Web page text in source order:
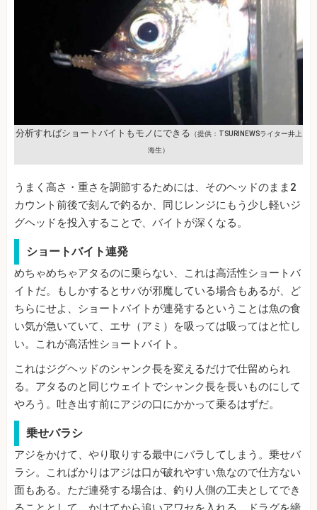
分析すればショートバイトもモノにできる （提供：TSURINEWSライター井上
海生）
うまく高さ・重さを調節するためには、そのヘッドのまま2
カウント前後で刻んで釣るか、同じレンジにもう少し軽いジ
グヘッドを投入することで、バイトが深くなる。
ショートバイト連発
めちゃめちゃアタるのに乗らない、これは高活性ショートバ
イトだ。もしかするとサバが邪魔している場合もあるが、ど
ちらにせよ、ショートバイトが連発するということは魚の食
い気が急いていて、エサ（アミ）を吸っては吸ってはと忙し
い。これが高活性ショートバイト。
これはジグヘッドのシャンク長を変えるだけで仕留められ
る。アタるのと同じウェイトでシャンク長を長いものにして
やろう。吐き出す前にアジの口にかかって乗るはずだ。
乗せバラシ
アジをかけて、やり取りする最中にバラしてしまう。乗せバ
ラシ。こればかりはアジは口が破れやすい魚なので仕方ない
面もある。ただ連発する場合は、釣り人側の工夫としてでき